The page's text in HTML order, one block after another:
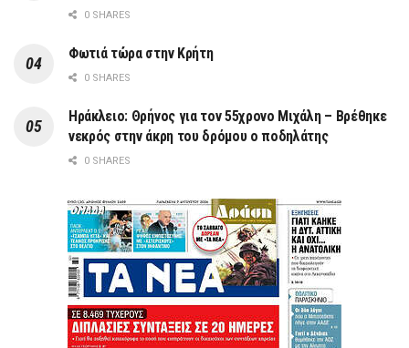
0 SHARES
Φωτιά τώρα στην Κρήτη
0 SHARES
Ηράκλειο: Θρήνος για τον 55χρονο Μιχάλη – Βρέθηκε
νεκρός στην άκρη του δρόμου ο ποδηλάτης
0 SHARES